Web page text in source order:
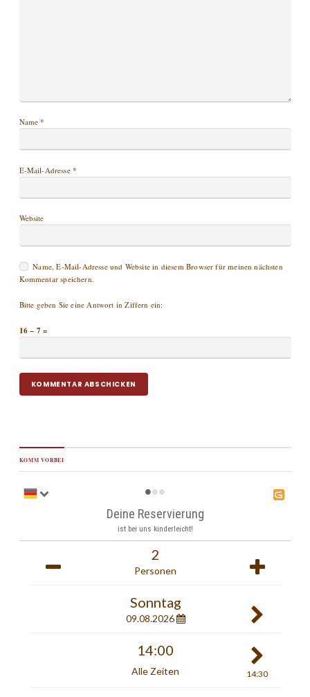
Name*
E-Mail-Adresse*
Website
Name, E-Mail-Adresse und Website in diesem Browser für meinen nächsten
Kommentar speichern.
Bitte geben Sie eine Antwort in Ziffern ein:
16 − 7 =
KOMM VORBEI